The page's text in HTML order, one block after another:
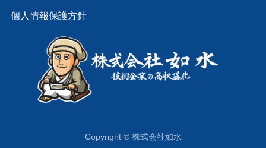
個人情報保護方針
Copyright © 株式会社如水